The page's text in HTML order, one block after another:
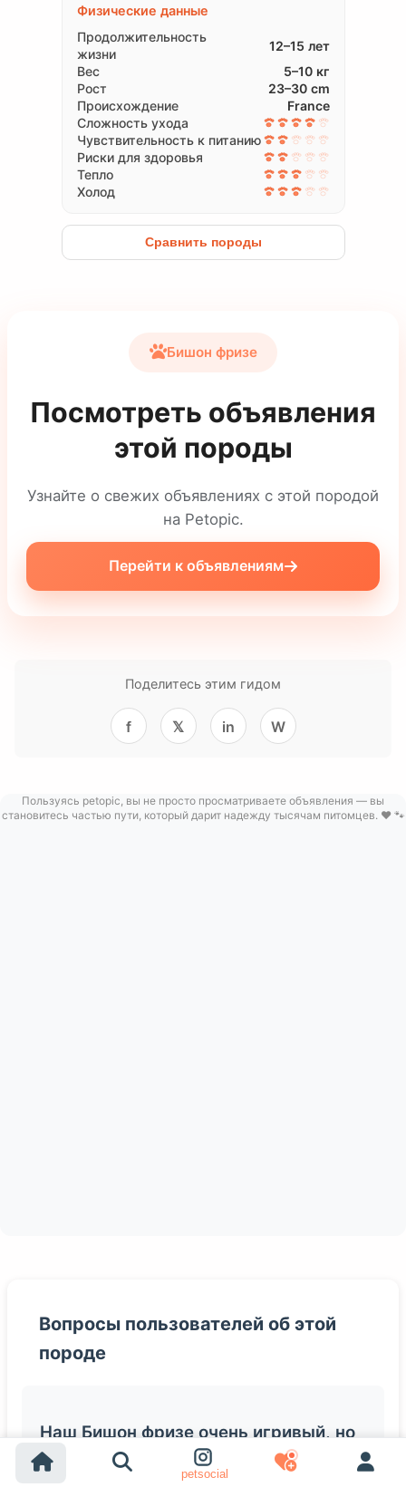
petsocial
Физические данные
Продолжительность
жизни
12–15 лет
Вес
5–10 кг
Рост
23–30 cm
Происхождение
France
Сложность ухода
Чувствительность к питанию
Риски для здоровья
Тепло
Холод
Сравнить породы
Бишон фризе
Посмотреть объявления
этой породы
Узнайте о свежих объявлениях с этой породой
на Petopic.
Перейти к объявлениям
Поделитесь этим гидом
f 𝕏 in W
Пользуясь petopic, вы не просто просматриваете объявления — вы
становитесь частью пути, который дарит надежду тысячам питомцев. ❤️ 🐾
Вопросы пользователей об этой
породе
Наш Бишон фризе очень игривый, но
иногда слишком настойчивый. Как с
этим справиться?